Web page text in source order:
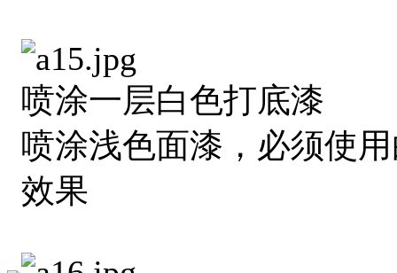
喷涂一层白色打底漆
喷涂浅色面漆，必须使
效果